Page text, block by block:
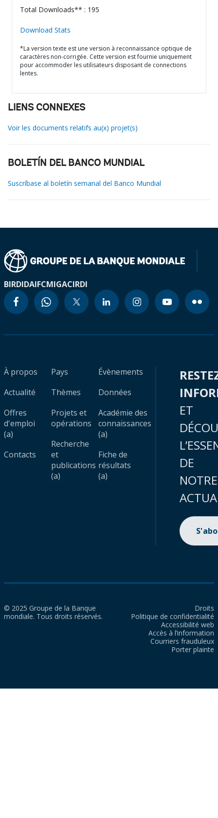
Total Downloads** : 195
Download Stats
*La version texte est une version à reconnaissance optique de
caractères non-corrigée. Cette version est fournie uniquement
pour accommoder les utilisateurs disposant de connections
lentes.
LIENS CONNEXES
Voir les documents relatifs au(x) projet(s)
BOLETÍN DEL BANCO MUNDIAL
Suscríbase al boletín semanal del Banco Mundial
BIRDIDAIFCMIGACIRDI
À propos
Actualité
Offres
d'emploi
(a)
Contacts
Pays
Thèmes
Projets et
opérations
Recherche
et
publications
(a)
Évènements
Données
Académie des
connaissances
(a)
Fiche de
résultats
(a)
ET
DE
NOTRE
© 2025 Groupe de la Banque
mondiale. Tous droits réservés.
Droits
Politique de confidentialité
Accessibilité web
Accès à l’information
Courriers frauduleux
Porter plainte